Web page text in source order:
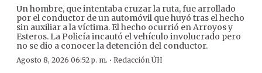
Un hombre, que intentaba cruzar la ruta, fue arrollado
por el conductor de un automóvil que huyó tras el hecho
sin auxiliar a la víctima. El hecho ocurrió en Arroyos y
Esteros. La Policía incautó el vehículo involucrado pero
no se dio a conocer la detención del conductor.
Agosto 8, 2026 06:52 p. m. · Redacción ÚH